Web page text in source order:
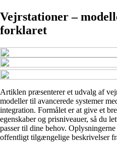
Vejrstationer –
forklaret
Artiklen præsenterer et udvalg af
modeller til avancerede systemer
integration. Formålet er at give et
egenskaber og prisniveauer, så du
passer til dine behov.
offentligt tilgængelige beskrivelser